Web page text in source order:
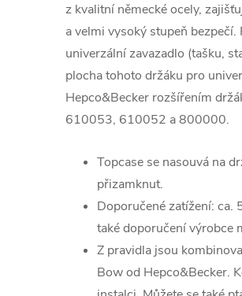
z kvalitní německé ocely,
a velmi vysoký stupeň
univerzální zavazadlo (tašku,
plocha tohoto držáku pro
Hepco&Becker rozšířením
610053, 610052 a 800000.
Topcase se nasouvá na
přizamknut.
Doporučené zatížení: ca.
také doporučení výrobce
Z pravidla jsou
Bow od Hepco&Becker.